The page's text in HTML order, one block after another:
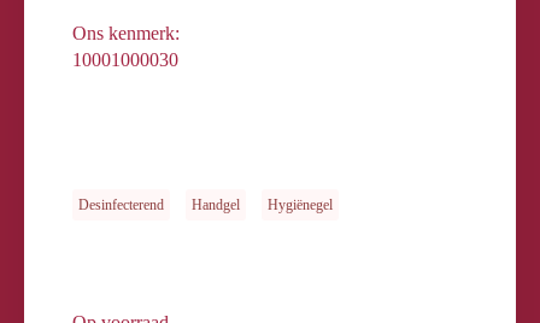
Ons kenmerk:
10001000030
Desinfecterend Handgel Hygiënegel